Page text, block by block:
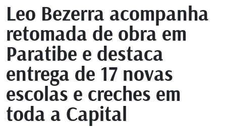
Leo Bezerra acompanha
retomada de obra em
Paratibe e destaca
entrega de 17 novas
escolas e creches em
toda a Capital